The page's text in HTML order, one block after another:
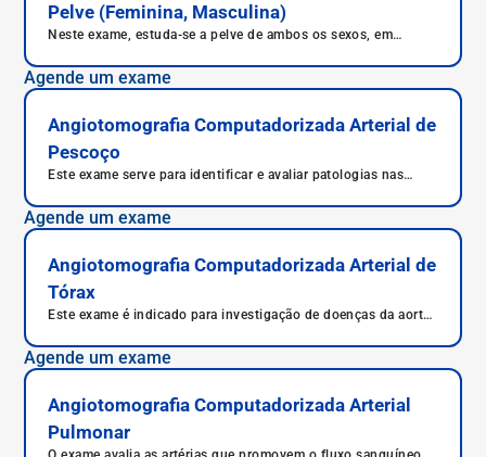
Pelve (Feminina, Masculina)
Neste exame, estuda-se a pelve de ambos os sexos, em
reprodutores.
Agende um exame
Angiotomografia Computadorizada Arterial de
Pescoço
Este exame serve para identificar e avaliar patologias nas
Agende um exame
Angiotomografia Computadorizada Arterial de
Tórax
Este exame é indicado para investigação de doenças da aorta
dissecções.
Agende um exame
Angiotomografia Computadorizada Arterial
Pulmonar